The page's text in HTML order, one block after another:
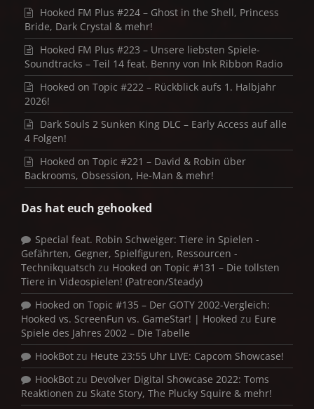
Hooked FM Plus #224 – Ghost in the Shell, Princess
Bride, Dark Crystal & mehr!
Hooked FM Plus #223 – Unsere liebsten Spiele-
Soundtracks – Teil 14 feat. Benny von Ink Ribbon Radio
Hooked on Topic #222 – Rückblick aufs 1. Halbjahr
2026!
Dark Souls 2 Sunken King DLC – Early Access auf alle
4 Folgen!
Hooked on Topic #221 – David & Robin über
Backrooms, Obsession, He-Man & mehr!
Das hat euch gehooked
Special feat. Robin Schweiger: Tiere in Spielen -
Gefährten, Gegner, Spielfiguren, Ressourcen -
Technikquatsch zu Hooked on Topic #131 – Die tollsten
Tiere in Videospielen! (Patreon/Steady)
Hooked on Topic #135 – Der GOTY 2002-Vergleich:
Hooked vs. ScreenFun vs. GameStar! | Hooked zu Eure
Spiele des Jahres 2002 – Die Tabelle
HookBot zu Heute 23:55 Uhr LIVE: Capcom Showcase!
HookBot zu Devolver Digital Showcase 2022: Toms
Reaktionen zu Skate Story, The Plucky Squire & mehr!